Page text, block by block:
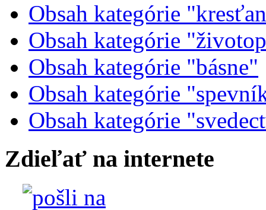
Obsah kategórie
Obsah kategórie
Obsah kategórie "básne"
Obsah kategórie
Obsah kategórie
Zdieľať na internete